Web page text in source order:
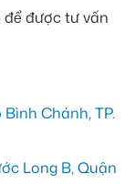
để được tư vấn
Bình Chánh, TP.
Long B, Quận